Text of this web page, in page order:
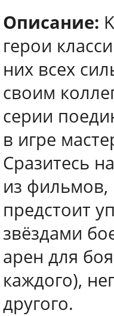
Описание:
герои
них всех
своим
серии
в игре
Сразитесь
из фильмов,
предстоит
звёздами
арен для
каждого),
другого.